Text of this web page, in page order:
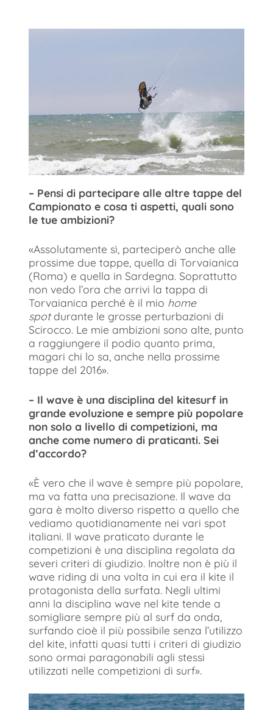
– Pensi di partecipare alle altre tappe del
Campionato e cosa ti aspetti, quali sono
le tue ambizioni?
«Assolutamente sì, parteciperò anche alle
prossime due tappe, quella di Torvaianica
(Roma) e quella in Sardegna. Soprattutto
non vedo l’ora che arrivi la tappa di
Torvaianica perché è il mio home
spotdurante le grosse perturbazioni di
Scirocco. Le mie ambizioni sono alte, punto
a raggiungere il podio quanto prima,
magari chi lo sa, anche nella prossime
tappe del 2016».
– Il wave è una disciplina del kitesurf in
grande evoluzione e sempre più popolare
non solo a livello di competizioni, ma
anche come numero di praticanti. Sei
d’accordo?
«È vero che il wave è sempre più popolare,
ma va fatta una precisazione. Il wave da
gara è molto diverso rispetto a quello che
vediamo quotidianamente nei vari spot
italiani. Il wave praticato durante le
competizioni è una disciplina regolata da
severi criteri di giudizio. Inoltre non è più il
wave riding di una volta in cui era il kite il
protagonista della surfata. Negli ultimi
anni la disciplina wave nel kite tende a
somigliare sempre più al surf da onda,
surfando cioè il più possibile senza l’utilizzo
del kite, infatti quasi tutti i criteri di giudizio
sono ormai paragonabili agli stessi
utilizzati nelle competizioni di surf».